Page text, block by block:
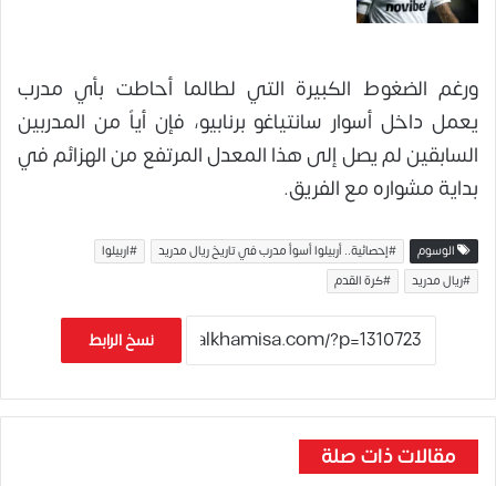
ورغم الضغوط الكبيرة التي لطالما أحاطت بأي مدرب
يعمل داخل أسوار سانتياغو برنابيو، فإن أياً من المدربين
السابقين لم يصل إلى هذا المعدل المرتفع من الهزائم في
بداية مشواره مع الفريق.
الوسوم #إحصائية.. أربيلوا أسوأ مدرب في تاريخ ريال مدريد
#اربيلوا
#ريال مدريد
#كرة القدم
نسخ الرابط
مقالات ذات صلة